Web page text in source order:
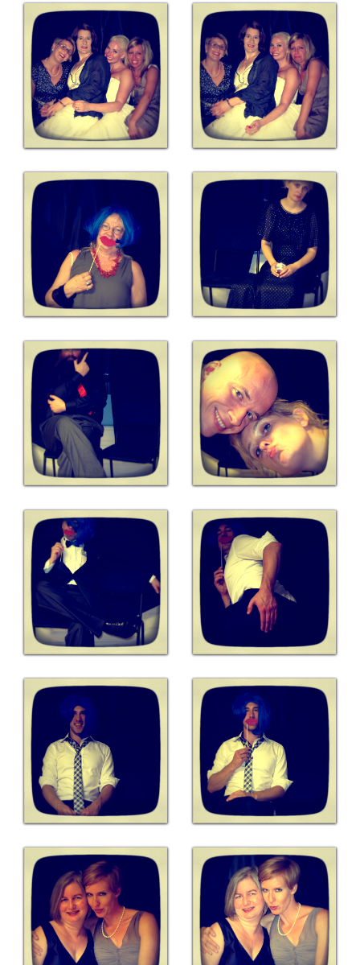
Gästgalleri
Information
Klädkod: Mörk kostym
Vigseln: Maria Magdalena Kyrka
Festen: Villa Ludvigsberg
Toastmaster
Barn?
Önskelista
Önska musik
OSA
Kassa
Mitt konto
Om
Varukorg
Webbutik